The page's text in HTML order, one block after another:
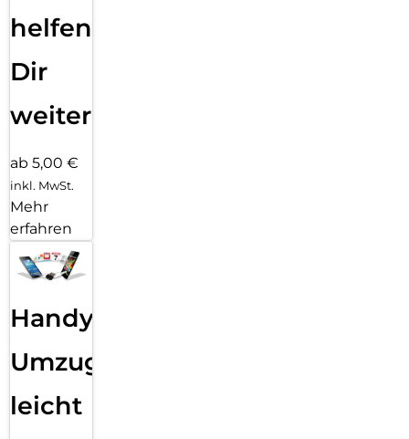
helfen
Dir
weiter
ab 5,00 €
inkl. MwSt.
Mehr
erfahren
Handy
Umzug
leicht